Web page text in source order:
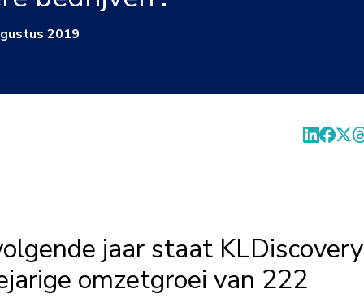
2019
jaar staat KLDiscovery
omzetgroei van 222